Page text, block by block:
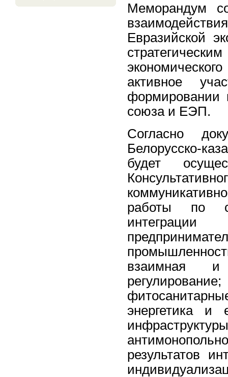
Меморандум
Евразийской
активное
формировании
союза и ЕЭП.
Согласно
Белорусско-
будет
работы по
взаимная и
энергетика и
результатов